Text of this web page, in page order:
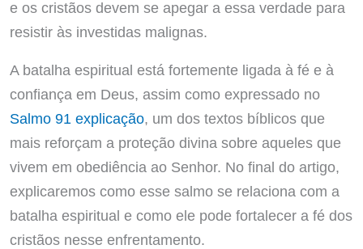
e os cristãos devem se apegar a essa verdade para
resistir às investidas malignas.
A batalha espiritual está fortemente ligada à fé e à
confiança em Deus, assim como expressado no
Salmo 91 explicação, um dos textos bíblicos que
mais reforçam a proteção divina sobre aqueles que
vivem em obediência ao Senhor. No final do artigo,
explicaremos como esse salmo se relaciona com a
batalha espiritual e como ele pode fortalecer a fé dos
cristãos nesse enfrentamento.